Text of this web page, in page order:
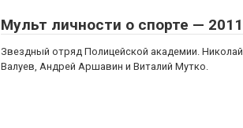
Мульт личности о спорте — 2011
Звездный отряд Полицейской академии. Николай
Валуев, Андрей Аршавин и Виталий Мутко.